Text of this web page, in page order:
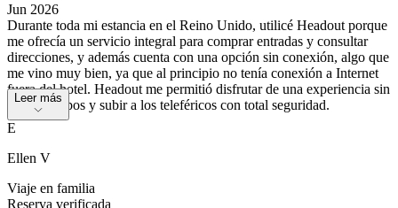
Jun 2026
Durante toda mi estancia en el Reino Unido, utilicé Headout porque
me ofrecía un servicio integral para comprar entradas y consultar
direcciones, y además cuenta con una opción sin conexión, algo que
me vino muy bien, ya que al principio no tenía conexión a Internet
fuera del hotel. Headout me permitió disfrutar de una experiencia sin
contratiempos y subir a los teleféricos con total seguridad.
Leer más
E
Ellen V
Viaje en familia
Reserva verificada